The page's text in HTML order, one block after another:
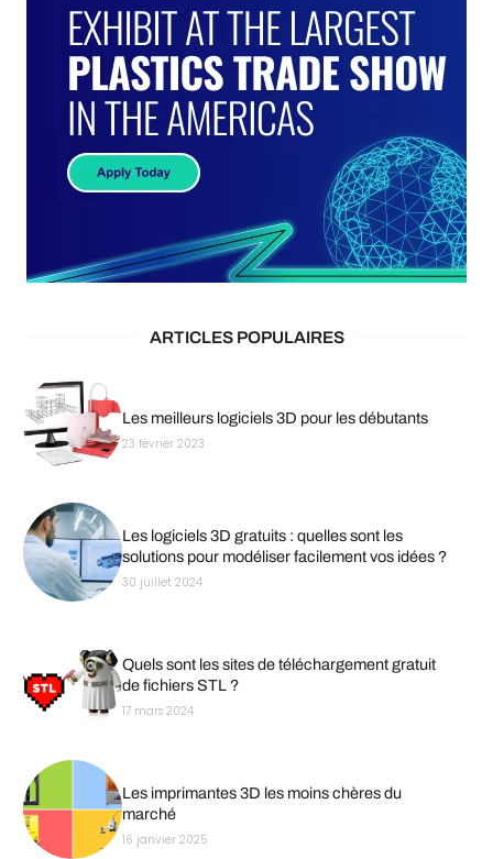
ARTICLES POPULAIRES
Les meilleurs logiciels 3D pour les débutants
23 février 2023
Les logiciels 3D gratuits : quelles sont les
solutions pour modéliser facilement vos idées ?
30 juillet 2024
Quels sont les sites de téléchargement gratuit
de fichiers STL ?
17 mars 2024
Les imprimantes 3D les moins chères du
marché
16 janvier 2025